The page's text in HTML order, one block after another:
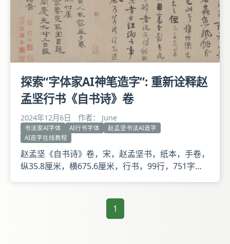
探索“字体家AI神笔造字”: 重新诠释赵
孟坚行书《自书诗》卷
2024年12月6日 作者： June
书法家AI字体 AI行书字体
赵孟坚书法AI造字
AI造字在线教程
赵孟坚《自书诗》卷，宋，赵孟坚书，纸本，手卷，
纵35.8厘米，横675.6厘米，行书，99行，751字。
心赏、端溪何叔子瑗玉号蘧庵过眼经籍金石书画印记
等印55方。 卷前落款赵孟坚《水仙》图，是旧伪
1